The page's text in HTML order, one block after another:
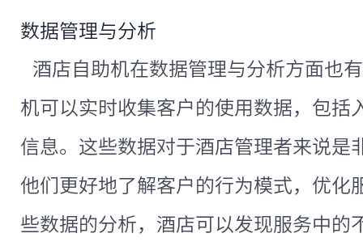
数据管理与分析
酒店自助机在数据管理与分析方面也
机可以实时收集客户的使用数据，包括
信息。这些数据对于酒店管理者来说是
他们更好地了解客户的行为模式，优化
些数据的分析，酒店可以发现服务中的